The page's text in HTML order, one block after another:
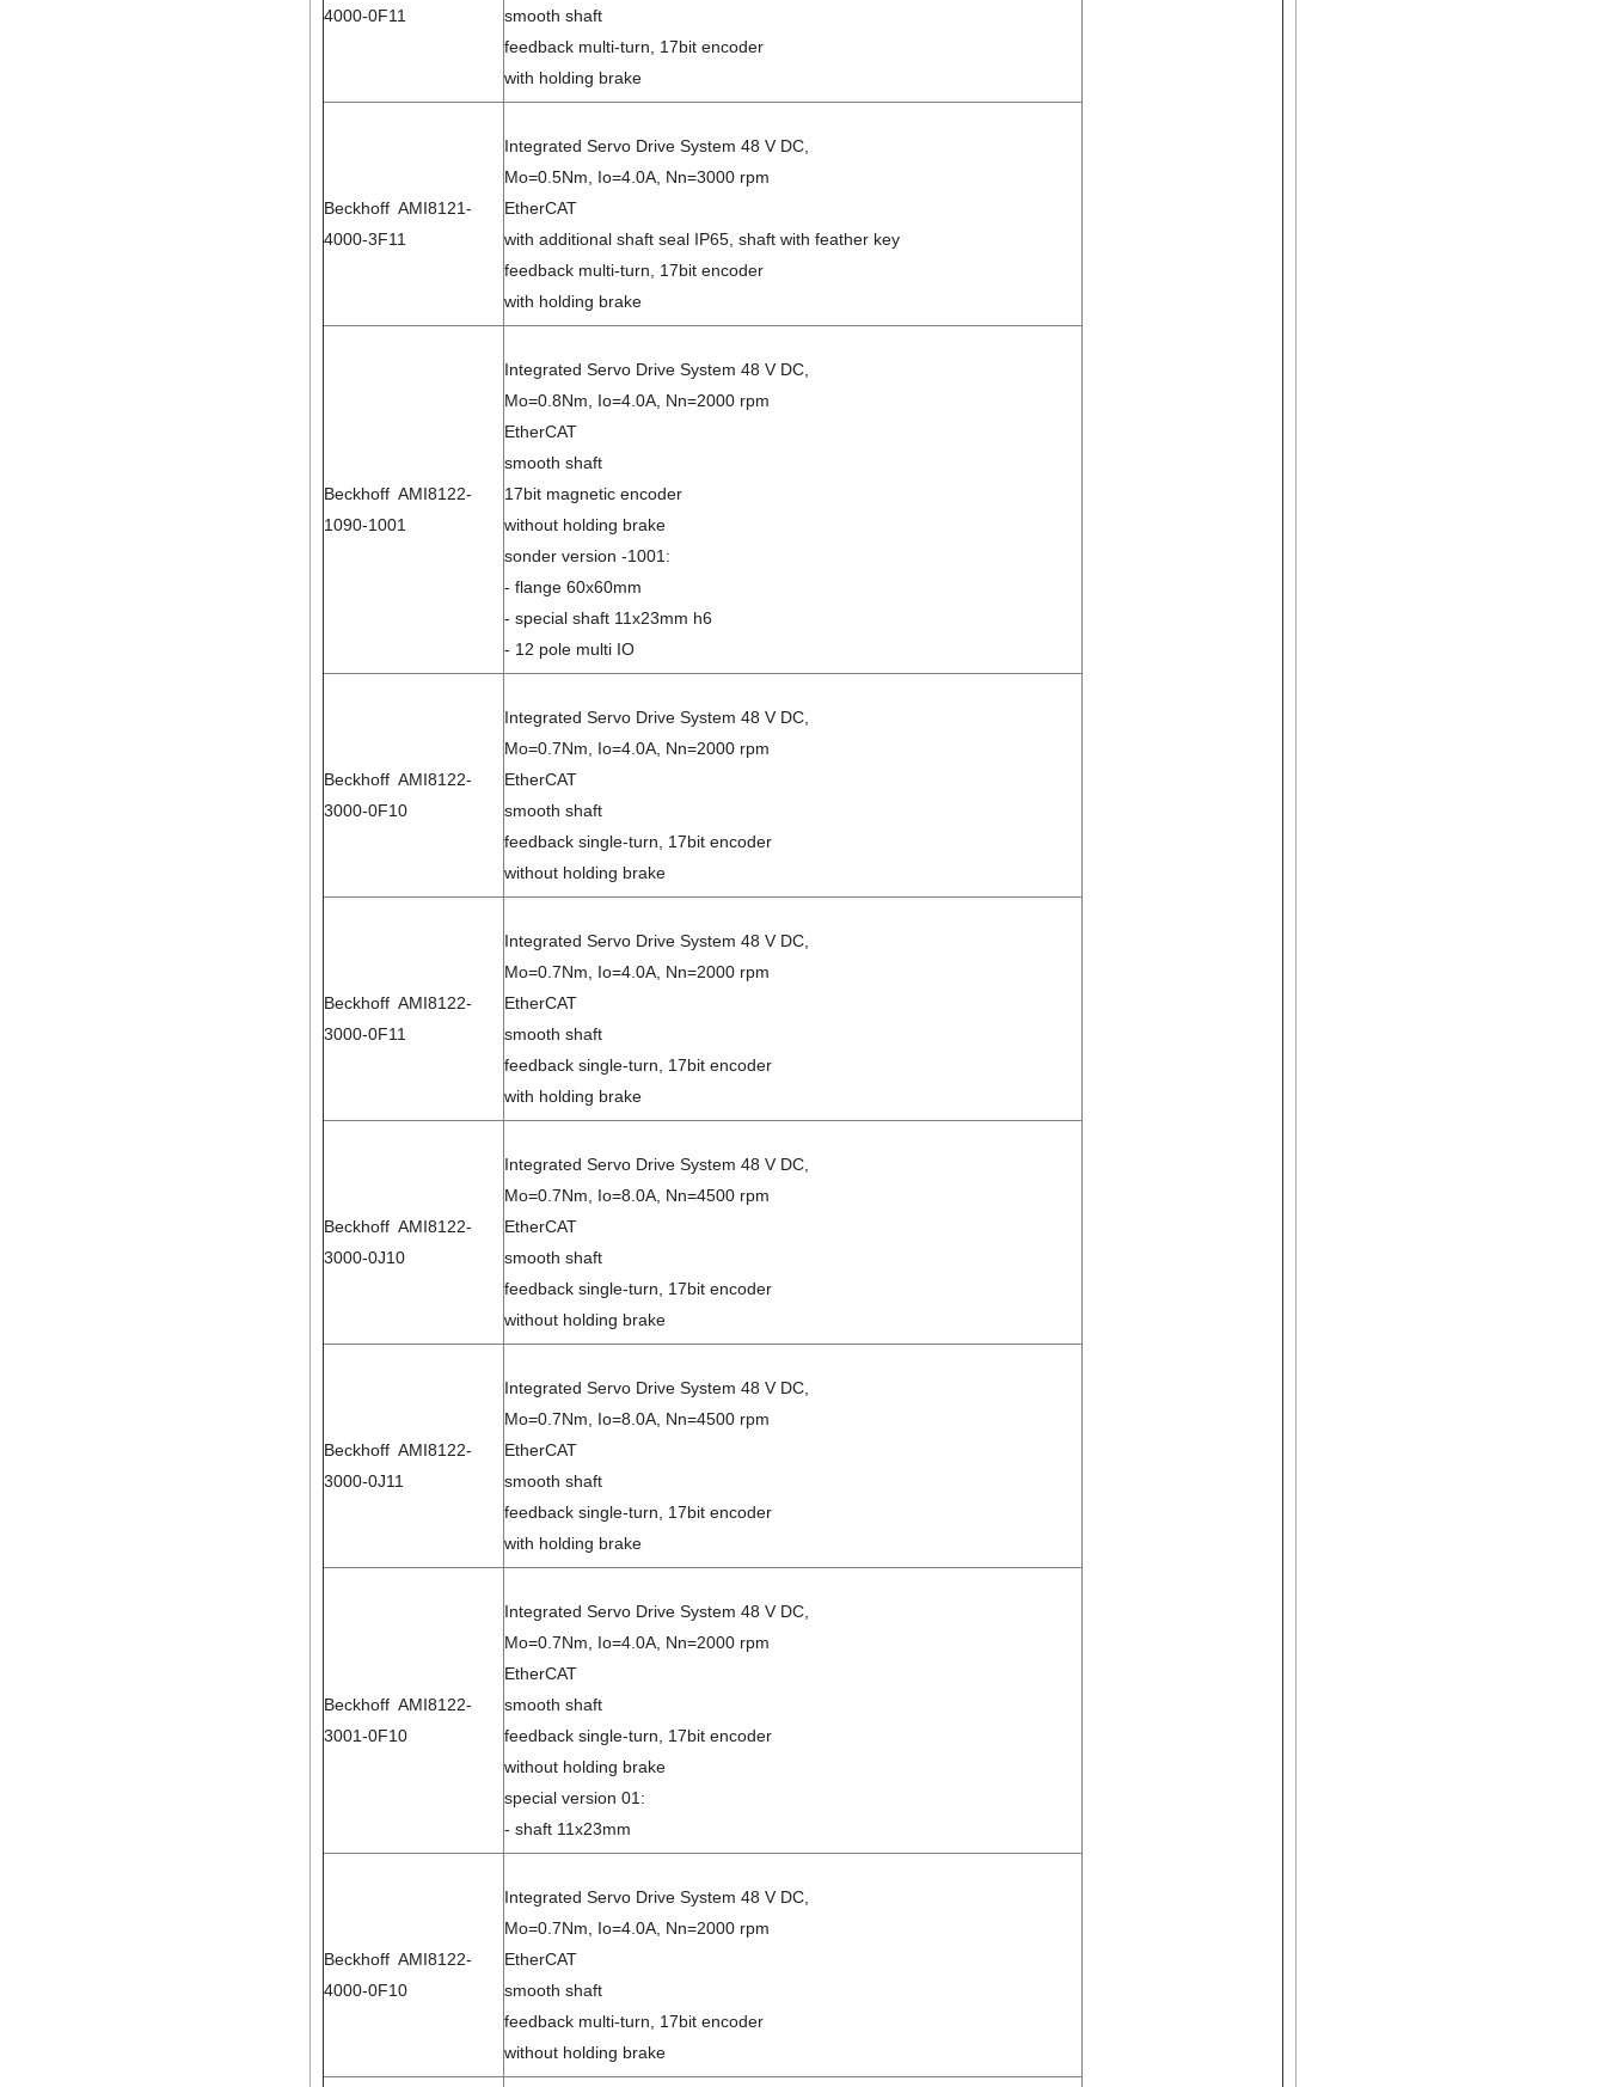
4000-0F11
smooth shaft
feedback multi-turn, 17bit encoder
with holding brake
Beckhoff AMI8121-
4000-3F11
Integrated Servo Drive System 48 V DC,
Mo=0.5Nm, Io=4.0A, Nn=3000 rpm
EtherCAT
with additional shaft seal IP65, shaft with feather key
feedback multi-turn, 17bit encoder
with holding brake
Beckhoff AMI8122-
1090-1001
Integrated Servo Drive System 48 V DC,
Mo=0.8Nm, Io=4.0A, Nn=2000 rpm
EtherCAT
smooth shaft
17bit magnetic encoder
without holding brake
sonder version -1001:
- flange 60x60mm
- special shaft 11x23mm h6
- 12 pole multi IO
Beckhoff AMI8122-
3000-0F10
Integrated Servo Drive System 48 V DC,
Mo=0.7Nm, Io=4.0A, Nn=2000 rpm
EtherCAT
smooth shaft
feedback single-turn, 17bit encoder
without holding brake
Beckhoff AMI8122-
3000-0F11
Integrated Servo Drive System 48 V DC,
Mo=0.7Nm, Io=4.0A, Nn=2000 rpm
EtherCAT
smooth shaft
feedback single-turn, 17bit encoder
with holding brake
Beckhoff AMI8122-
3000-0J10
Integrated Servo Drive System 48 V DC,
Mo=0.7Nm, Io=8.0A, Nn=4500 rpm
EtherCAT
smooth shaft
feedback single-turn, 17bit encoder
without holding brake
Beckhoff AMI8122-
3000-0J11
Integrated Servo Drive System 48 V DC,
Mo=0.7Nm, Io=8.0A, Nn=4500 rpm
EtherCAT
smooth shaft
feedback single-turn, 17bit encoder
with holding brake
Beckhoff AMI8122-
3001-0F10
Integrated Servo Drive System 48 V DC,
Mo=0.7Nm, Io=4.0A, Nn=2000 rpm
EtherCAT
smooth shaft
feedback single-turn, 17bit encoder
without holding brake
special version 01:
- shaft 11x23mm
Beckhoff AMI8122-
4000-0F10
Integrated Servo Drive System 48 V DC,
Mo=0.7Nm, Io=4.0A, Nn=2000 rpm
EtherCAT
smooth shaft
feedback multi-turn, 17bit encoder
without holding brake